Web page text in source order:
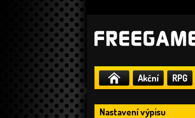
Akční RPG
Nastavení výpisu